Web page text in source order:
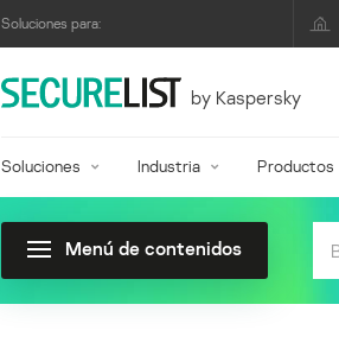
Soluciones para:
by Kaspersky
Soluciones Industria Productos
Menú de contenidos